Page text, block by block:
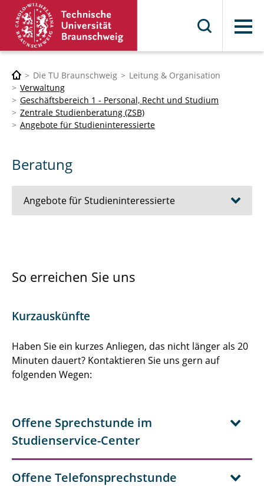
Menü
Die TU Braunschweig
Leitung & Organisation
Verwaltung
Geschäftsbereich 1 - Personal, Recht und Studium
Zentrale Studienberatung (ZSB)
Angebote für Studieninteressierte
Beratung
Angebote für Studieninteressierte
Open Class+ für Schulklassen
Virtueller Studi-Talk
Vorträge
Tests & Tools
So erreichen Sie uns
Kurzauskünfte
Haben Sie ein kurzes Anliegen, das nicht länger als 20
Minuten dauert? Kontaktieren Sie uns gern auf
folgenden Wegen:
Offene Sprechstunde im
Studienservice-Center
Offene Telefonsprechstunde